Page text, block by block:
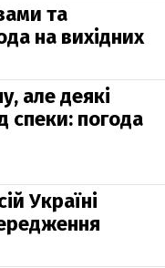
та
на вихідних
але деякі
спеки: погода
Україні